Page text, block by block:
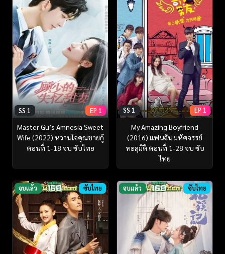
SS 1 EP 1
Master Gu’s Amnesia Sweet
Wife (2022) หวานใจคุณชายกู้
ตอนที่ 1-18 จบ ซับไทย
SS 1 EP 1
My Amazing Boyfriend
(2016) แฟนฉัน มหัศจรรย์
ทะลุมิติ ตอนที่ 1-28 จบ ซับ
ไทย
จบแล้ว ซับไทย จบแล้ว ซับไทย